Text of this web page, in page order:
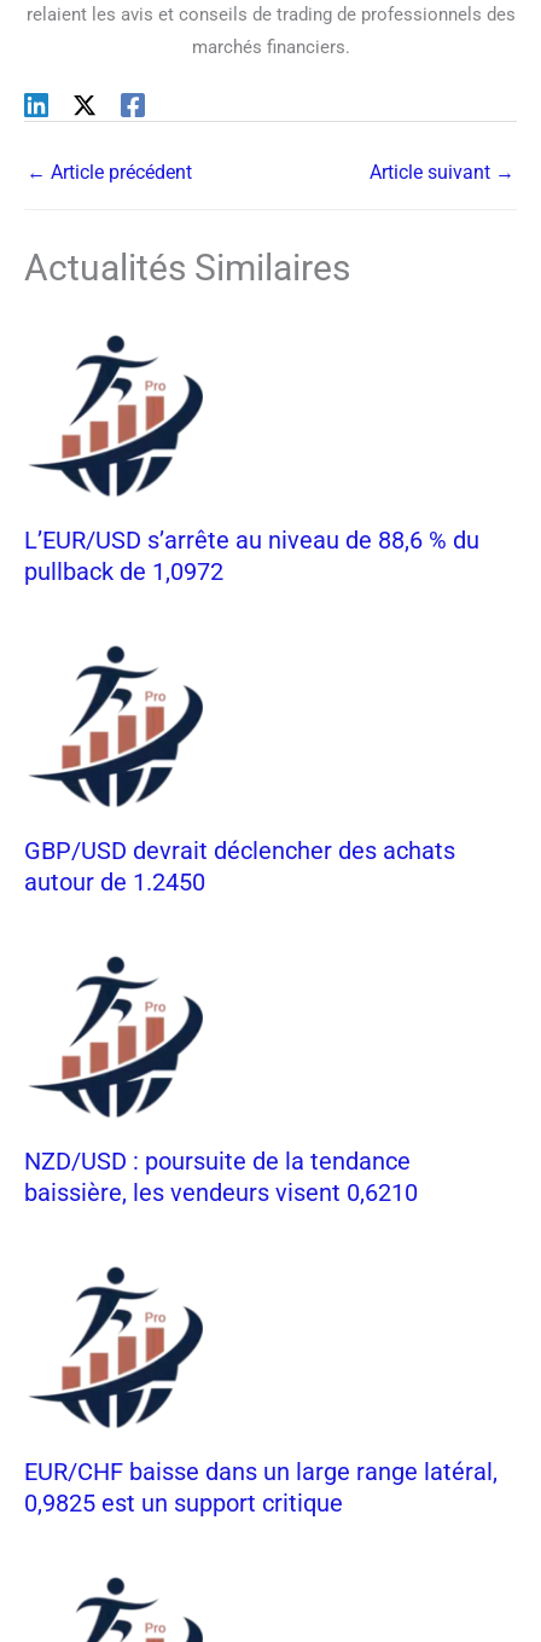
relaient les avis et conseils de trading de professionnels des
marchés financiers.
← Article précédent Article suivant →
Actualités Similaires
L’EUR/USD s’arrête au niveau de 88,6 % du
pullback de 1,0972
GBP/USD devrait déclencher des achats
autour de 1.2450
NZD/USD : poursuite de la tendance
baissière, les vendeurs visent 0,6210
EUR/CHF baisse dans un large range latéral,
0,9825 est un support critique